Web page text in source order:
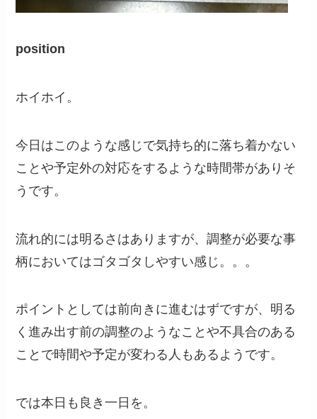
position
ホイホイ。
今日はこのような感じで気持ち的に落ち着かない
ことや予定外の対応をするような時間帯がありそ
うです。
流れ的には明るさはありますが、調整が必要な事
柄においてはゴタゴタしやすい感じ。。。
ポイントとしては前向きに進むはずですが、明る
く進み出す前の調整のようなことや不具合のある
ことで時間や予定が変わる人もあるようです。
では本日も良き一日を。